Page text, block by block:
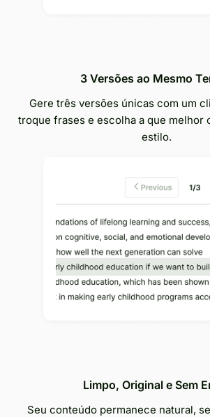
3 Versões ao Mesmo
Gere três versões únicas com um
troque frases e escolha a que melhor
estilo.
Limpo, Original e Sem
Seu conteúdo permanece natural,